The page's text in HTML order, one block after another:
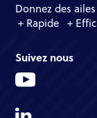
Donnez des
+ Rapide +
Suivez nous